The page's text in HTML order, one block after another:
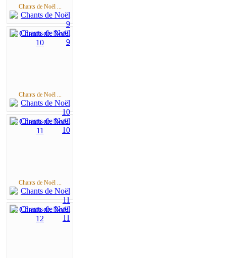
Chants de Noël ...
Chants de Noël ...
Chants de Noël ...